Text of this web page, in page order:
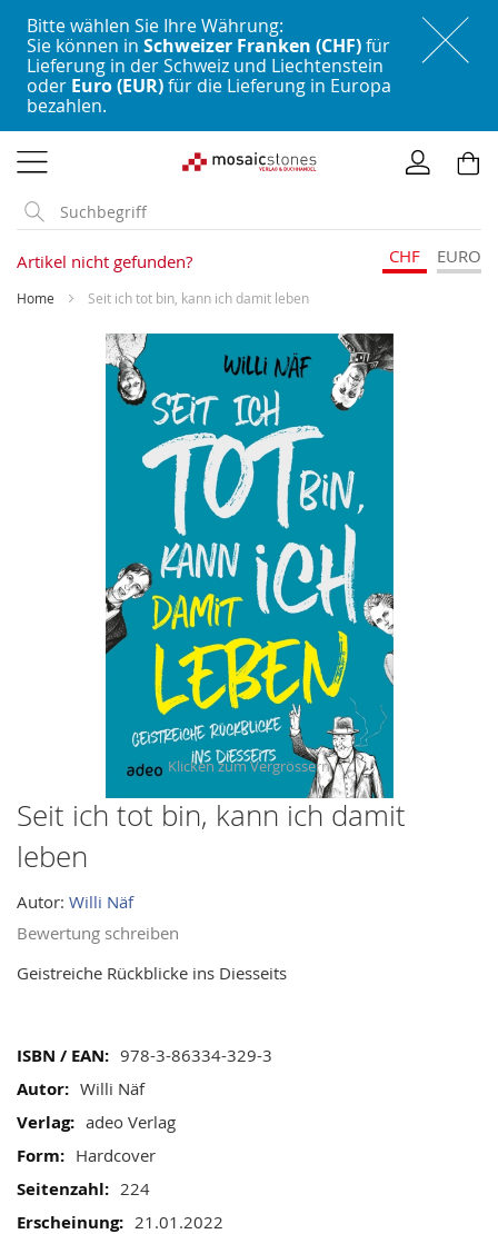
Bitte wählen Sie Ihre Währung:
Sie können in Schweizer Franken (CHF)für
Lieferung in der Schweiz und Liechtenstein
oder Euro (EUR)für die Lieferung in Europa
bezahlen.
zum
Inhalt
Artikel nicht gefunden? CHF EURO
Home Seit ich tot bin, kann ich damit leben
Seit ich tot bin, kann ich damit
leben
Autor: Willi Näf
Bewertung schreiben
Geistreiche Rückblicke ins Diesseits
Mehr
Informationen
978-3-86334-329-3
Willi Näf
adeo Verlag
Hardcover
224
21.01.2022
Skip
the
the
images